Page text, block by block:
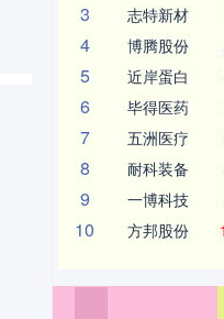
3 志特新材
4 博腾股份
5 近岸蛋白
6 毕得医药
7 五洲医疗
8 耐科装备
9 一博科技
10 方邦股份